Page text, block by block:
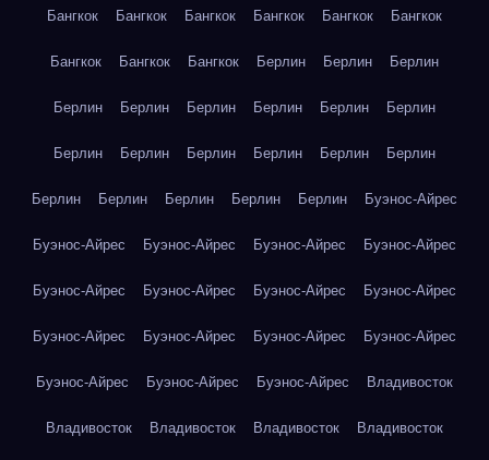
Бангкок Бангкок Бангкок Бангкок Бангкок Бангкок
Бангкок Бангкок Бангкок Берлин Берлин Берлин
Берлин Берлин Берлин Берлин Берлин Берлин
Берлин Берлин Берлин Берлин Берлин Берлин
Берлин Берлин Берлин Берлин Берлин Буэнос-Айрес
Буэнос-Айрес Буэнос-Айрес Буэнос-Айрес Буэнос-Айрес
Буэнос-Айрес Буэнос-Айрес Буэнос-Айрес Буэнос-Айрес
Буэнос-Айрес Буэнос-Айрес Буэнос-Айрес Буэнос-Айрес
Буэнос-Айрес Буэнос-Айрес Буэнос-Айрес Владивосток
Владивосток Владивосток Владивосток Владивосток